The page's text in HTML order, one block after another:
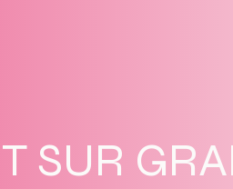
SUR